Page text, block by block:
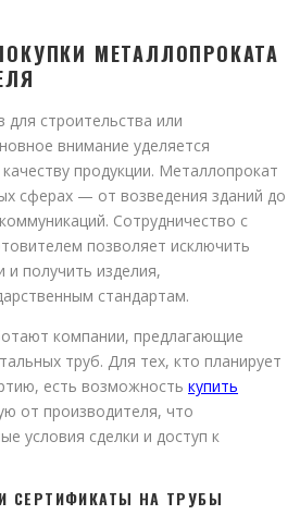
МЕТАЛЛОПРОКАТА
строительства или
внимание уделяется
продукции. Металлопрокат
сферах — от возведения зданий до
Сотрудничество с
позволяет исключить
и получить изделия,
стандартам.
компании, предлагающие
труб. Для тех, кто планирует
есть возможность купить
от производителя, что
условия сделки и доступ к
СЕРТИФИКАТЫ НА ТРУБЫ